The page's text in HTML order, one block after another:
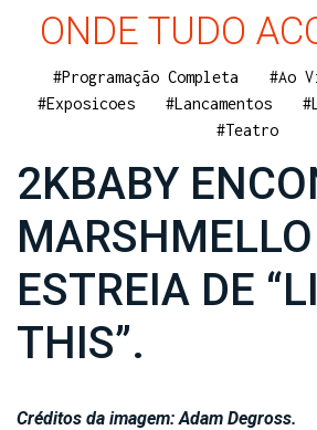
ONDE TUDO
#Programação Completa #Ao
#Exposicoes
#Lancamentos
#Teatro
2KBABY
ESTREIA DE
THIS”.
Créditos da imagem: Adam Degross.